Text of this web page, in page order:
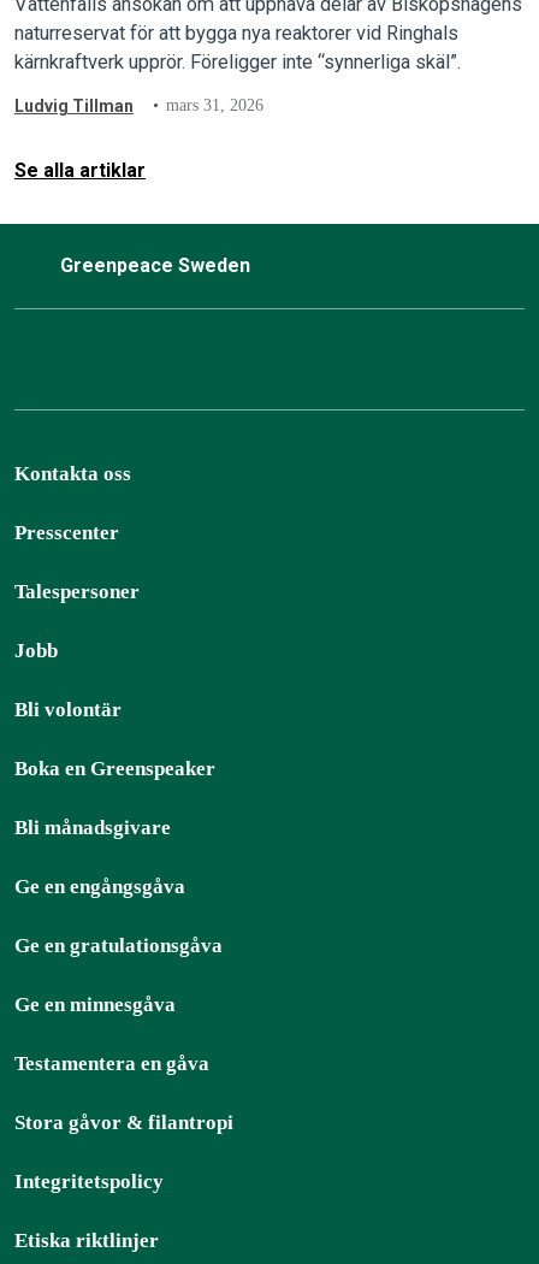
Vattenfalls ansökan om att upphäva delar av Biskopshagens
naturreservat för att bygga nya reaktorer vid Ringhals
kärnkraftverk upprör. Föreligger inte “synnerliga skäl”.
Ludvig Tillman mars 31, 2026
Se alla artiklar
Greenpeace Sweden
Kontakta oss
Presscenter
Talespersoner
Jobb
Bli volontär
Boka en Greenspeaker
Bli månadsgivare
Ge en engångsgåva
Ge en gratulationsgåva
Ge en minnesgåva
Testamentera en gåva
Stora gåvor & filantropi
Integritetspolicy
Etiska riktlinjer